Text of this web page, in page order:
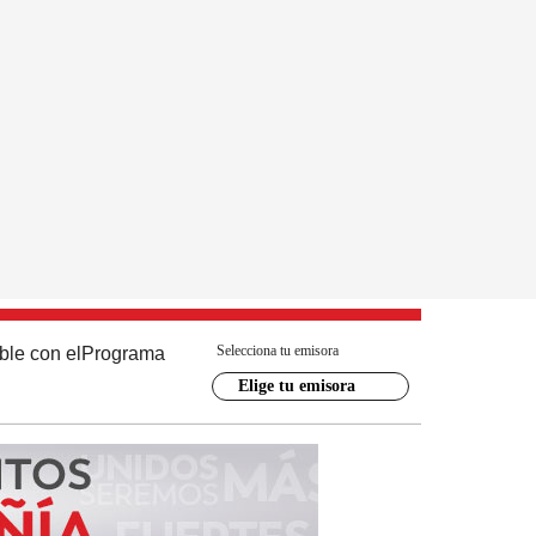
con el Programa Selecciona tu emisora
Elige tu emisora